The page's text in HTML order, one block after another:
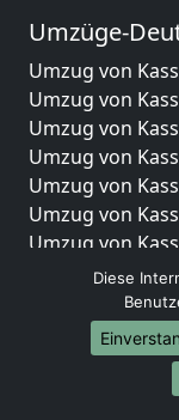
Umzüge-
Umzug von
Umzug von
Umzug von
Umzug von
Umzug von
Umzug von
Umzug von
Umzug von
Umzug von
Umzug von
Umzug von
Umzug von
Diese